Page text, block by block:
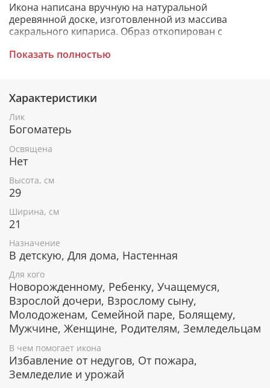
Икона написана вручную на натуральной
деревянной доске, изготовленной из массива
сакрального кипариса. Образ откопирован с
одобрение русской православной церкви.
При написании образа использовались
специальные фронтажные грунты, выравнивающие
лаки и темперные краски. Венец и поля иконы
вручную украшены рельефным орнаментом и
натуральным жемчугом или полудрагоценными
камнями.
Иверская
Избавление от физических недугов, исцеление
родных.
Обретение покоя душевнобольными людьми и
их родными.
От тяжести на сердце, душевной боли, тревоги
и беспокойства.
Сохранение жилища, защита от врагов.
Защита от пожаров, землетрясений и других
катаклизмов.
Покровительство детям, материнская молитва
дает ребенку защиту Пресвятой Богородицы.
Умножение плодородия земли.
Показать полностью
Характеристики
Лик
Богоматерь
Освящена
Нет
Высота, см
29
Ширина, см
21
Назначение
В детскую, Для дома, Настенная
Для кого
Новорожденному, Ребенку, Учащемуся,
Взрослой дочери, Взрослому сыну,
Молодоженам, Семейной паре, Болящему,
Мужчине, Женщине, Родителям, Земледельцам
В чем помогает икона
Избавление от недугов, От пожара,
Земледелие и урожай